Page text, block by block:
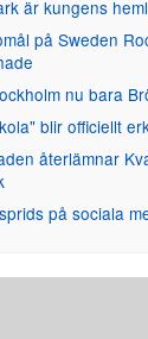
är kungens
på Sweden
nu bara
blir officiellt
återlämnar
på sociala